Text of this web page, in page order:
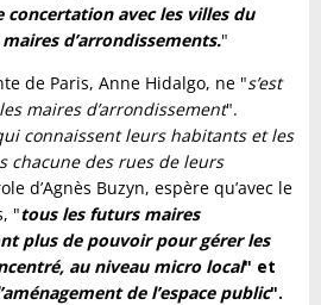
concertation avec les villes du
d’arrondissements."
de Paris, Anne Hidalgo, ne "s’est
maires d’arrondissement".
connaissent leurs habitants et les
chacune des rues de leurs
d’Agnès Buzyn, espère qu’avec le
"tous les futurs maires
plus de pouvoir pour gérer les
au niveau micro local" et
de l’espace public".